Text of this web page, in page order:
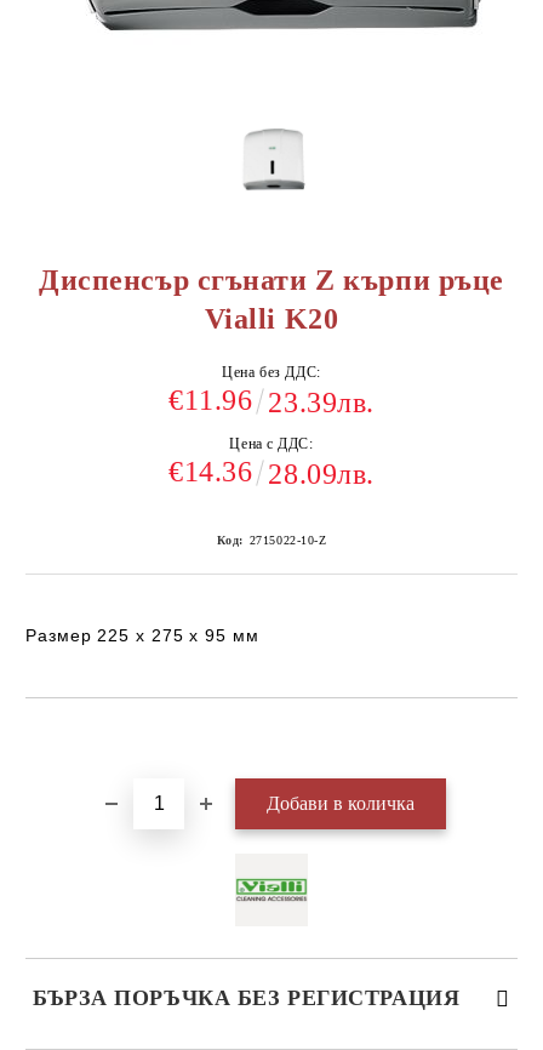
Диспенсър сгънати Z кърпи ръце
Vialli K20
Цена без ДДС:
€11.96 23.39лв.
Цена с ДДС:
€14.36 28.09лв.
Код: 2715022-10-Z
Размер 225 х 275 х 95 мм
БЪРЗА ПОРЪЧКА БЕЗ РЕГИСТРАЦИЯ